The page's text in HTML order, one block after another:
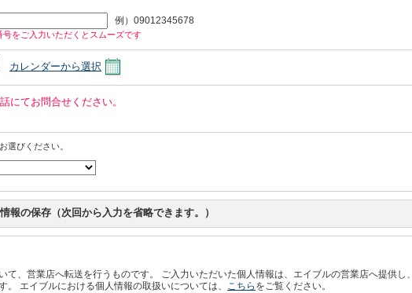
例）09012345678
をご入力いただくとスムーズです
カレンダーから選択
にてお問合せください。
選びください。
報の保存（次回から入力を省略できます。）
、営業店へ転送を行うものです。 ご入力いただいた個人情報は、エイブルの営業店へ提供し、
エイブルにおける個人情報の取扱いについては、
こちら をご覧ください。